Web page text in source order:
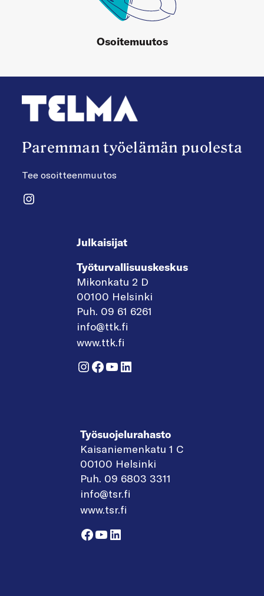
Osoitemuutos
Paremman työelämän puolesta
Tee osoitteenmuutos
Instagram
Julkaisijat
Työturvallisuuskeskus
Mikonkatu 2 D
00100 Helsinki
Puh. 09 61 6261
info@ttk.fi
www.ttk.fi
Instagram
Facebook
YouTube
LinkedIn
Työsuojelurahasto
Kaisaniemenkatu 1 C
00100 Helsinki
Puh. 09 6803 3311
info@tsr.fi
www.tsr.fi
Facebook
YouTube
LinkedIn